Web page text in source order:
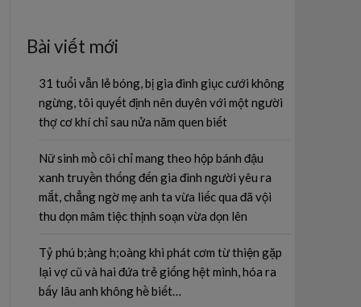
Bài viết mới
31 tuổi vẫn lẻ bóng, bị gia đình giục cưới không
ngừng, tôi quyết định nên duyên với một người
thợ cơ khí chỉ sau nửa năm quen biết
Nữ sinh mồ côi chỉ mang theo hộp bánh đậu
xanh truyền thống đến gia đình người yêu ra
mắt, chẳng ngờ mẹ anh ta vừa liếc qua đã vội
thu dọn mâm tiệc thịnh soạn vừa dọn lên
Tỷ phú b;àng h;oàng khi phát cơm từ thiện gặp
lại vợ cũ và hai đứa trẻ giống hệt mình, hóa ra
bấy lâu anh không hề biết…